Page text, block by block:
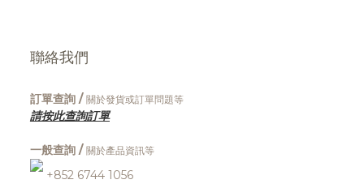
聯絡我們
訂單查詢 / 關於發貨或訂單問題等
請按此查詢訂單
一般查詢 / 關於產品資訊等
+852 6744 1056